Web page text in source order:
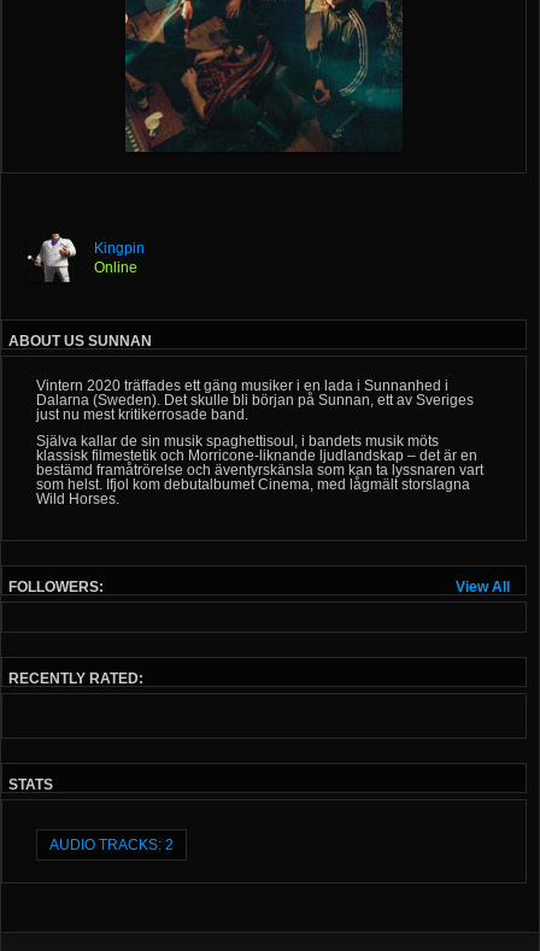
Kingpin
Online
ABOUT US SUNNAN
Vintern 2020 träffades ett gäng musiker i en lada i Sunnanhed i
Dalarna (Sweden). Det skulle bli början på Sunnan, ett av Sveriges
just nu mest kritikerrosade band.
Själva kallar de sin musik spaghettisoul, i bandets musik möts
klassisk filmestetik och Morricone-liknande ljudlandskap – det är en
bestämd framåtrörelse och äventyrskänsla som kan ta lyssnaren vart
som helst. Ifjol kom debutalbumet Cinema, med lågmält storslagna
Wild Horses.
View All
FOLLOWERS:
RECENTLY RATED:
STATS
AUDIO TRACKS: 2